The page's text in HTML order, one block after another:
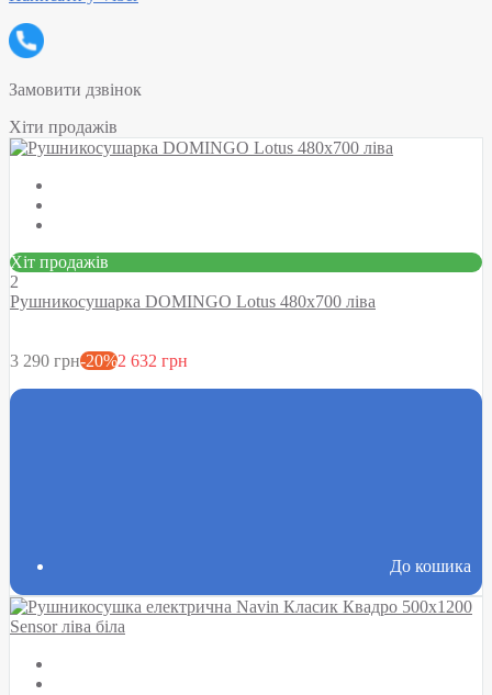
Замовити дзвінок
Хіти продажів
Хіт продажів
2
Рушникосушарка DOMINGO Lotus 480х700 ліва
3 290 грн-20%2 632 грн
До кошика